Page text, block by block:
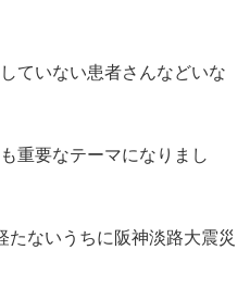
ていない患者さんなどいな
重要なテーマになりまし
ないうちに阪神淡路大震災